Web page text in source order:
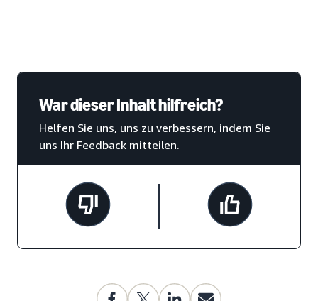
War dieser Inhalt hilfreich?
Helfen Sie uns, uns zu verbessern, indem Sie
uns Ihr Feedback mitteilen.